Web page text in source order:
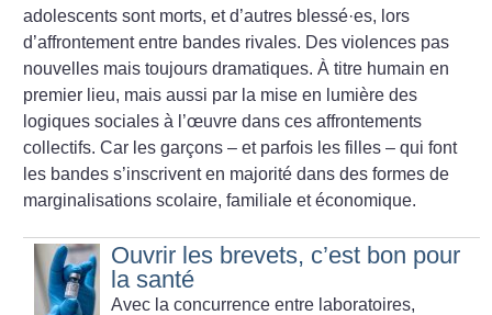
adolescents sont morts, et d’autres blessé·es, lors
d’affrontement entre bandes rivales. Des violences pas
nouvelles mais toujours dramatiques. À titre humain en
premier lieu, mais aussi par la mise en lumière des
logiques sociales à l’œuvre dans ces affrontements
collectifs. Car les garçons – et parfois les filles – qui font
les bandes s’inscrivent en majorité dans des formes de
marginalisations scolaire, familiale et économique.
Ouvrir les brevets, c’est bon pour
la santé
Avec la concurrence entre laboratoires,